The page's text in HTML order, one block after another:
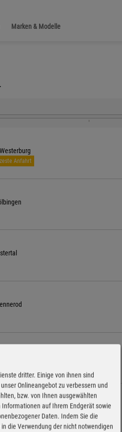
Marken & Modelle
Anfahrt
dritter. Einige von ihnen sind
Onlineangebot zu verbessern und
bzw. von Ihnen ausgewählten
auf Ihrem Endgerät sowie
Daten. Indem Sie die
die Verwendung der nicht notwendigen